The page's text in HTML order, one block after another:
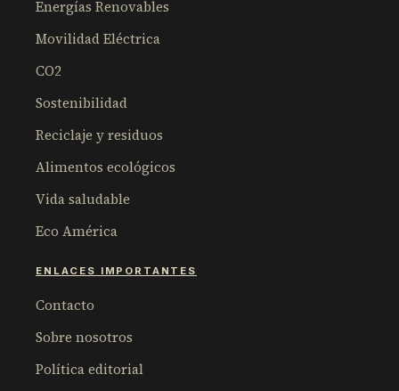
Energías Renovables
Movilidad Eléctrica
CO2
Sostenibilidad
Reciclaje y residuos
Alimentos ecológicos
Vida saludable
Eco América
ENLACES IMPORTANTES
Contacto
Sobre nosotros
Política editorial